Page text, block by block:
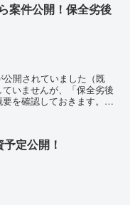
案件公開！保全劣後
開されていました（既
いませんが、「保全劣後
を確認しておきます。
定公開！